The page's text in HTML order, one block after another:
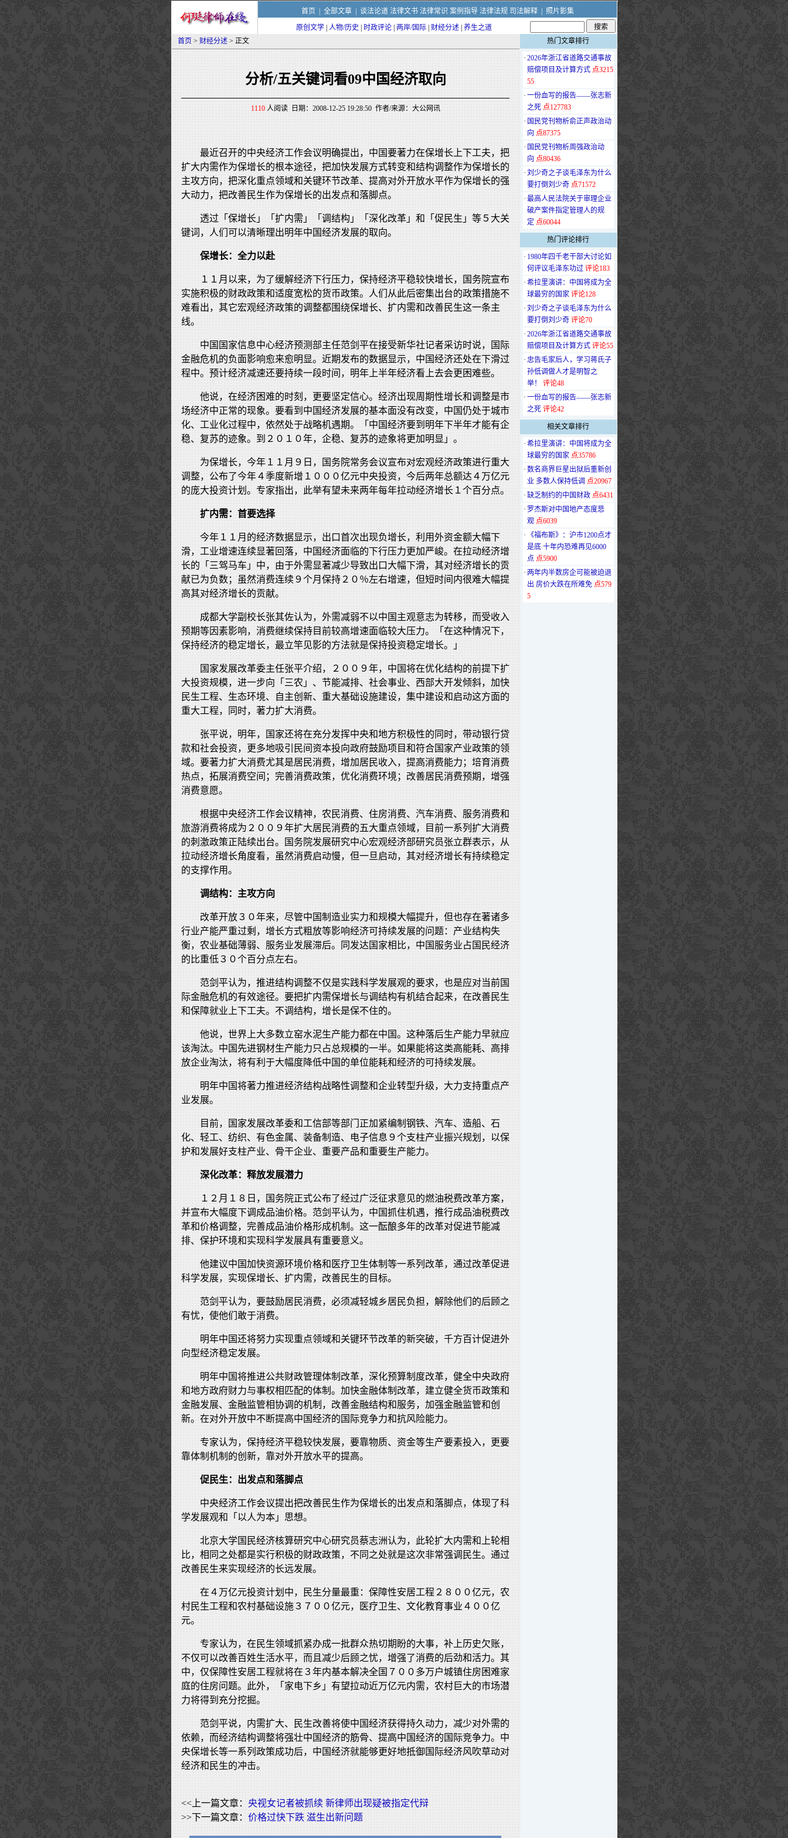
首页 全部文章| 谈法论道 法律文书 法律常识 案例指导 法律法规 司法解释|
照片影集
原创文学 人物/历史 时政评论 两岸/国际 财经分述 养生之道
首页 > 财经分述> 正文
分析/五关键词看09中国经济取向
1110人阅读 日期：2008-12-25 19:28:50 作者/来源：大公网讯
最近召开的中央经济工作会议明确提出，中国要著力在保增长上下工夫，把
扩大内需作为保增长的根本途径，把加快发展方式转变和结构调整作为保增长的
主攻方向，把深化重点领域和关键环节改革、提高对外开放水平作为保增长的强
大动力，把改善民生作为保增长的出发点和落脚点。
透过「保增长」「扩内需」「调结构」「深化改革」和「促民生」等５大关
键词，人们可以清晰理出明年中国经济发展的取向。
保增长：全力以赴
１１月以来，为了缓解经济下行压力，保持经济平稳较快增长，国务院宣布
实施积极的财政政策和适度宽松的货币政策。人们从此后密集出台的政策措施不
难看出，其它宏观经济政策的调整都围绕保增长、扩内需和改善民生这一条主
线。
中国国家信息中心经济预测部主任范剑平在接受新华社记者采访时说，国际
金融危机的负面影响愈来愈明显。近期发布的数据显示，中国经济还处在下滑过
程中。预计经济减速还要持续一段时间，明年上半年经济看上去会更困难些。
他说，在经济困难的时刻，更要坚定信心。经济出现周期性增长和调整是市
场经济中正常的现象。要看到中国经济发展的基本面没有改变，中国仍处于城市
化、工业化过程中，依然处于战略机遇期。「中国经济要到明年下半年才能有企
稳、复苏的迹象。到２０１０年，企稳、复苏的迹象将更加明显」。
为保增长，今年１１月９日，国务院常务会议宣布对宏观经济政策进行重大
调整，公布了今年４季度新增１０００亿元中央投资，今后两年总额达４万亿元
的庞大投资计划。专家指出，此举有望未来两年每年拉动经济增长１个百分点。
扩内需：首要选择
今年１１月的经济数据显示，出口首次出现负增长，利用外资金额大幅下
滑，工业增速连续显著回落，中国经济面临的下行压力更加严峻。在拉动经济增
长的「三驾马车」中，由于外需显著减少导致出口大幅下滑，其对经济增长的贡
献已为负数；虽然消费连续９个月保持２０％左右增速，但短时间内很难大幅提
高其对经济增长的贡献。
成都大学副校长张其佐认为，外需减弱不以中国主观意志为转移，而受收入
预期等因素影响，消费继续保持目前较高增速面临较大压力。「在这种情况下，
保持经济的稳定增长，最立竿见影的方法就是保持投资稳定增长。」
国家发展改革委主任张平介绍，２００９年，中国将在优化结构的前提下扩
大投资规模，进一步向「三农」、节能减排、社会事业、西部大开发倾斜，加快
民生工程、生态环境、自主创新、重大基础设施建设，集中建设和启动这方面的
重大工程，同时，著力扩大消费。
张平说，明年，国家还将在充分发挥中央和地方积极性的同时，带动银行贷
款和社会投资，更多地吸引民间资本投向政府鼓励项目和符合国家产业政策的领
域。要著力扩大消费尤其是居民消费，增加居民收入，提高消费能力；培育消费
热点，拓展消费空间；完善消费政策，优化消费环境；改善居民消费预期，增强
消费意愿。
根据中央经济工作会议精神，农民消费、住房消费、汽车消费、服务消费和
旅游消费将成为２００９年扩大居民消费的五大重点领域，目前一系列扩大消费
的刺激政策正陆续出台。国务院发展研究中心宏观经济部研究员张立群表示，从
拉动经济增长角度看，虽然消费启动慢，但一旦启动，其对经济增长有持续稳定
的支撑作用。
调结构：主攻方向
改革开放３０年来，尽管中国制造业实力和规模大幅提升，但也存在著诸多
行业产能严重过剩，增长方式粗放等影响经济可持续发展的问题：产业结构失
衡，农业基础薄弱、服务业发展滞后。同发达国家相比，中国服务业占国民经济
的比重低３０个百分点左右。
范剑平认为，推进结构调整不仅是实践科学发展观的要求，也是应对当前国
际金融危机的有效途径。要把扩内需保增长与调结构有机结合起来，在改善民生
和保障就业上下工夫。不调结构，增长是保不住的。
他说，世界上大多数立窑水泥生产能力都在中国。这种落后生产能力早就应
该淘汰。中国先进钢材生产能力只占总规模的一半。如果能将这类高能耗、高排
放企业淘汰，将有利于大幅度降低中国的单位能耗和经济的可持续发展。
明年中国将著力推进经济结构战略性调整和企业转型升级，大力支持重点产
业发展。
目前，国家发展改革委和工信部等部门正加紧编制钢铁、汽车、造船、石
化、轻工、纺织、有色金属、装备制造、电子信息９个支柱产业振兴规划，以保
护和发展好支柱产业、骨干企业、重要产品和重要生产能力。
深化改革：释放发展潜力
１２月１８日，国务院正式公布了经过广泛征求意见的燃油税费改革方案，
并宣布大幅度下调成品油价格。范剑平认为，中国抓住机遇，推行成品油税费改
革和价格调整，完善成品油价格形成机制。这一酝酿多年的改革对促进节能减
排、保护环境和实现科学发展具有重要意义。
他建议中国加快资源环境价格和医疗卫生体制等一系列改革，通过改革促进
科学发展，实现保增长、扩内需，改善民生的目标。
范剑平认为，要鼓励居民消费，必须减轻城乡居民负担，解除他们的后顾之
有忧，使他们敢于消费。
明年中国还将努力实现重点领域和关键环节改革的新突破，千方百计促进外
向型经济稳定发展。
明年中国将推进公共财政管理体制改革，深化预算制度改革，健全中央政府
和地方政府财力与事权相匹配的体制。加快金融体制改革，建立健全货币政策和
金融发展、金融监管相协调的机制，改善金融结构和服务，加强金融监管和创
新。在对外开放中不断提高中国经济的国际竞争力和抗风险能力。
专家认为，保持经济平稳较快发展，要靠物质、资金等生产要素投入，更要
靠体制机制的创新，靠对外开放水平的提高。
促民生：出发点和落脚点
中央经济工作会议提出把改善民生作为保增长的出发点和落脚点，体现了科
学发展观和「以人为本」思想。
北京大学国民经济核算研究中心研究员蔡志洲认为，此轮扩大内需和上轮相
比，相同之处都是实行积极的财政政策，不同之处就是这次非常强调民生。通过
改善民生来实现经济的长远发展。
在４万亿元投资计划中，民生分量最重：保障性安居工程２８００亿元，农
村民生工程和农村基础设施３７００亿元，医疗卫生、文化教育事业４００亿
元。
专家认为，在民生领域抓紧办成一批群众热切期盼的大事，补上历史欠账，
不仅可以改善百姓生活水平，而且减少后顾之忧，增强了消费的后劲和活力。其
中，仅保障性安居工程就将在３年内基本解决全国７００多万户城镇住房困难家
庭的住房问题。此外，「家电下乡」有望拉动近万亿元内需，农村巨大的市场潜
力将得到充分挖掘。
范剑平说，内需扩大、民生改善将使中国经济获得持久动力，减少对外需的
依赖，而经济结构调整将强壮中国经济的筋骨、提高中国经济的国际竞争力。中
央保增长等一系列政策成功后，中国经济就能够更好地抵御国际经济风吹草动对
经济和民生的冲击。
<<上一篇文章： 央视女记者被抓续 新律师出现疑被指定代辩
>>下一篇文章： 价格过快下跌 滋生出新问题
热门文章排行
· 2026年浙江省道路交通事故
赔偿项目及计算方式 点3215
55
· 一份血写的报告——张志新
之死 点127783
· 国民党刊物析俞正声政治动
向 点87375
· 国民党刊物析周强政治动
向 点80436
· 刘少奇之子谈毛泽东为什么
要打倒刘少奇 点71572
· 最高人民法院关于审理企业
破产案件指定管理人的规
定 点60044
热门评论排行
· 1980年四千老干部大讨论如
何评议毛泽东功过 评论183
· 希拉里演讲：中国将成为全
球最穷的国家 评论128
· 刘少奇之子谈毛泽东为什么
要打倒刘少奇 评论70
· 2026年浙江省道路交通事故
赔偿项目及计算方式 评论55
· 忠告毛家后人，学习蒋氏子
孙低调做人才是明智之
举！
评论48
· 一份血写的报告——张志新
之死 评论42
相关文章排行
· 希拉里演讲：中国将成为全
球最穷的国家 点35786
· 数名商界巨星出狱后重新创
业 多数人保持低调 点20967
· 缺乏制约的中国财政 点6431
· 罗杰斯对中国地产态度悲
观 点6039
·
《福布斯》：沪市1200点才
是底 十年内恐难再见6000
点 点5900
· 两年内半数房企可能被迫退
出 房价大跌在所难免 点579
5